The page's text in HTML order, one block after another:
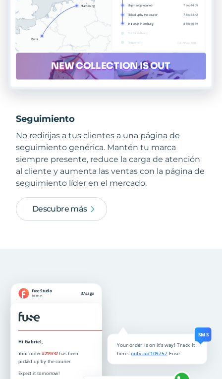
Seguimiento
No redirijas a tus clientes a una página de
seguimiento genérica. Mantén tu marca
siempre presente, reduce la carga de atención
al cliente y aumenta las ventas con la página de
seguimiento líder en el mercado.
Descubre más